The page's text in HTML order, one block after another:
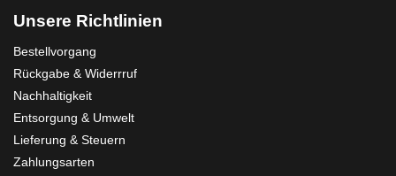
Unsere Richtlinien
Bestellvorgang
Rückgabe & Widerrruf
Nachhaltigkeit
Entsorgung & Umwelt
Lieferung & Steuern
Zahlungsarten